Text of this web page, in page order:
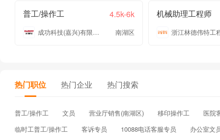
普工/操作工 4.5k-6k
成功科技(嘉兴)有限公司 南湖区
机械助理工程师
热门职位 热门企业 热门搜索
普工/操作工 文员 营业厅销售(南湖区) 移印操作工
医院
临时工普工/操作工
客诉专员 10088电话客服专员
办公室文